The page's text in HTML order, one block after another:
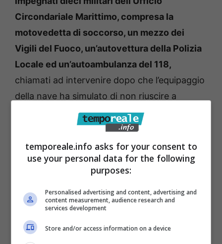
Circondariale Marittimo, compresa la
motovedetta di soccorso, un mezzo dei
Vigili del Fuoco, un’autovettura della Polizia
Locale ed un’autoambulanza del 118,
chiamati ad intervenire dopo che l’equipaggio
della nave ha simulato di non riuscire a
domare l’incendio con le risorse di bordo.
L’esercitazione ha consentito di testare i
tempi di intervento del personale e dei mezzi
chiamati ad intervenire, di verificare il buon
funzionamento delle linee di comunicazione
nonché l’aggiornamento dei punti di contatto
da impiegare in caso di emergenza, e di
provare in concreto gli strumenti impiegati
temporeale.info asks for your consent to
use your personal data for the following
purposes:
Personalised advertising and content, advertising and
content measurement, audience research and
services development
Store and/or access information on a device